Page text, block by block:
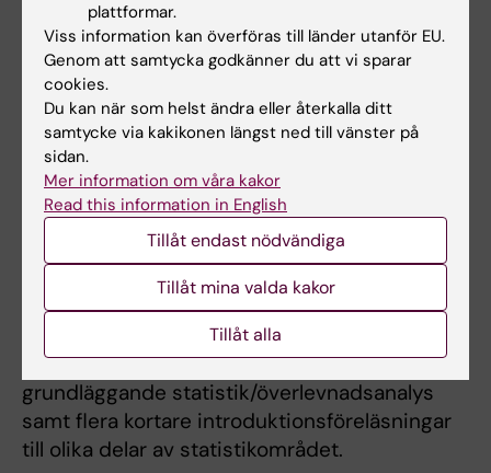
Under mina 20 år vid Karolinska Institutet har
jag varit engagerad i undervisning på både
grund- och avancerad nivå. Jag är en
engagerad lärare och mina nuvarande
undervisningsuppdrag kan delas in i tre
huvudsakliga delar (utöver handledning av
doktorander).
1) Statistik och forskningsmetodik för icke-
(främst via de kliniska
forskarskolorna och forskarutbildningen i
Här undervisar jag regelbundet i
grundläggande statistik/överlevnadsanalys
samt flera kortare introduktionsföreläsningar
till olika delar av statistikområdet.
plattformar.
Viss information kan överföras till länder utanför EU.
Genom att samtycka godkänner du att vi sparar
cookies.
Du kan när som helst ändra eller återkalla ditt
samtycke via kakikonen längst ned till vänster på
sidan.
Mer information om våra kakor
Read this information in English
Tillåt endast nödvändiga
Tillåt mina valda kakor
Tillåt alla